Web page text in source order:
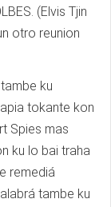
(Elvis Tjin
otro reunion
ku
tokante kon
Spies mas
ku lo bai traha
remediá
tambe ku